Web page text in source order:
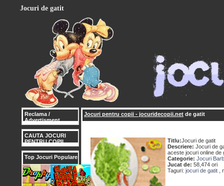
Jocuri de gatit
Reclama /
Advertisment
CAUTA JOCURI
PENTRU COPII
Top Jocuri Populare
Jocuri pentru copii - jocuridecopii.net de gatit
Titlu:Jocuri de gatit
Descriere: Jocuri de
aceste jocuri online de
Categorie: Jocuri
Jucat de: 58,474 ori
Taguri: jocuri de gatit ,